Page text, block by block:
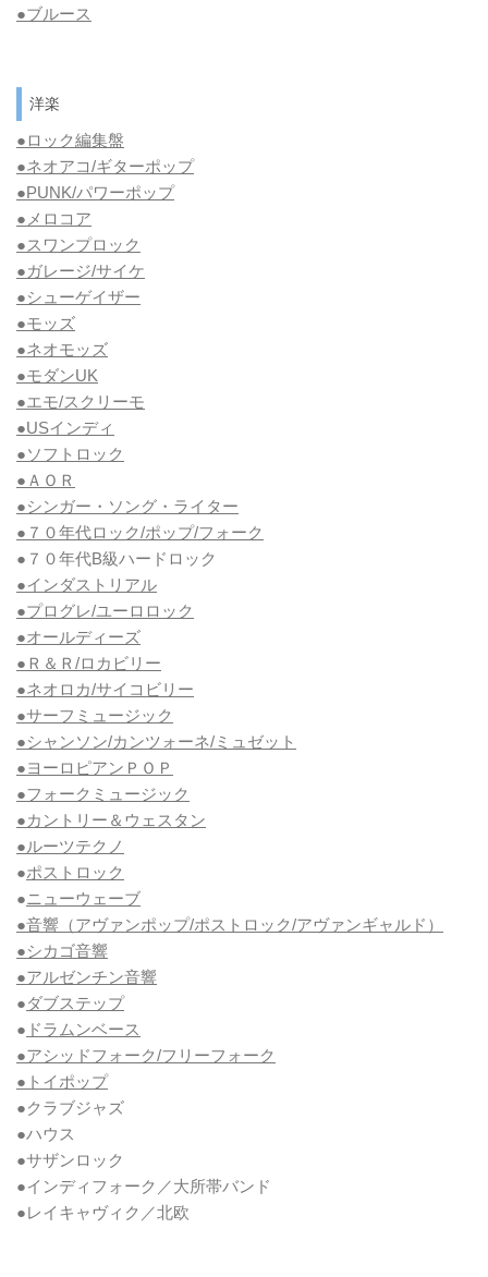
●ブルース
洋楽
●ロック編集盤
●ネオアコ/ギターポップ
●PUNK/パワーポップ
●メロコア
●スワンプロック
●ガレージ/サイケ
●シューゲイザー
●モッズ
●ネオモッズ
●モダンUK
●エモ/スクリーモ
●USインディ
●ソフトロック
●ＡＯＲ
●シンガー・ソング・ライター
●７０年代ロック/ポップ/フォーク
●７０年代B級ハードロック
●インダストリアル
●プログレ/ユーロロック
●オールディーズ
●Ｒ＆Ｒ/ロカビリー
●ネオロカ/サイコビリー
●サーフミュージック
●シャンソン/カンツォーネ/ミュゼット
●ヨーロピアンＰＯＰ
●フォークミュージック
●カントリー＆ウェスタン
●ルーツテクノ
●ポストロック
●ニューウェーブ
●音響（アヴァンポップ/ポストロック/アヴァンギャルド）
●シカゴ音響
●アルゼンチン音響
●ダブステップ
● ドラムンベース
●アシッドフォーク/フリーフォーク
●トイポップ
●クラブジャズ
●ハウス
●サザンロック
●インディフォーク／大所帯バンド
●レイキャヴィク／北欧